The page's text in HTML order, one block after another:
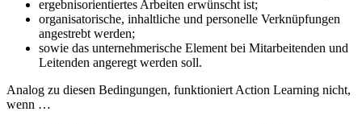
ergebnisorientiertes Arbeiten erwünscht ist;
organisatorische, inhaltliche und personelle Verknüpfungen
angestrebt werden;
sowie das unternehmerische Element bei Mitarbeitenden und
Leitenden angeregt werden soll.
Analog zu diesen Bedingungen, funktioniert Action Learning nicht,
wenn …